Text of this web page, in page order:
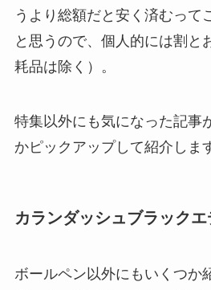
うより総額だと安く済むって
と思うので、個人的には割と
耗品は除く）。
特集以外にも気になった記事
かピックアップして紹介しま
カランダッシュブラック
ボールペン以外にもいくつか